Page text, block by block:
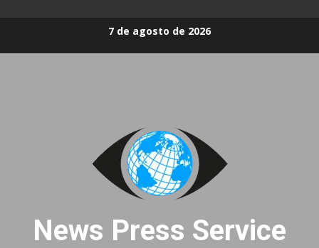
7 de agosto de 2026
News Press Service